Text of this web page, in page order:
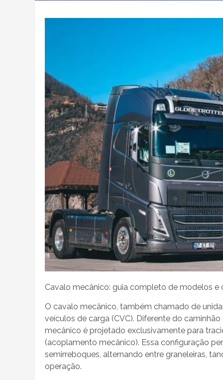
Cavalo mecânico: guia completo de modelos e
O cavalo mecânico, também chamado de
veículos de carga (CVC). Diferente do
mecânico é projetado exclusivamente para
(acoplamento mecânico). Essa configuração
semirreboques, alternando entre graneleiras,
operação.